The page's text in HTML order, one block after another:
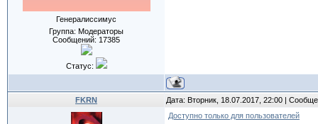
Генералиссимус
Группа: Модераторы
Сообщений: 17385
Статус:
FKRN Дата: Вторник, 18.07.2017, 22:00 |
Доступно только для пользователей